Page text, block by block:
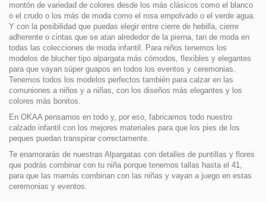
montón de variedad de colores desde los más clásicos como el blanco
o el crudo o los más de moda como el rosa empolvado o el verde agua.
Y con la posibilidad que puedas elegir entre cierre de hebilla, cierre
adherente o cintas que se atan alrededor de la pierna, tan de moda en
todas las colecciones de moda infantil. Para niños tenemos los
modelos de blucher tipo alpargata más cómodos, flexibles y elegantes
para que vayan súper guapos en todos los eventos y ceremonias.
Tenemos todos los modelos perfectos también para calzar en las
comuniones a niños y a niñas, con los diseños más elegantes y los
colores más bonitos.
En OKAA pensamos en todo y, por eso, fabricamos todo nuestro
calzado infantil con los mejores materiales para que los pies de los
peques puedan transpirar correctamente.
Te enamorarás de nuestras Alpargatas con detalles de puntillas y flores
que podrás combinar con tu niña porque tenemos tallas hasta el 41,
para que las mamás combinan con las niñas y vayan a juego en estas
ceremonias y eventos.